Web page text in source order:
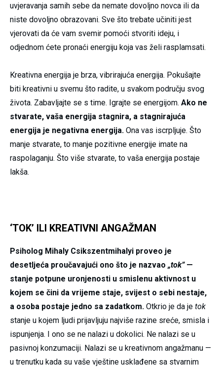
uvjeravanja samih sebe da nemate dovoljno novca ili da
niste dovoljno obrazovani. Sve što trebate učiniti jest
vjerovati da će vam svemir pomoći stvoriti ideju, i
odjednom ćete pronaći energiju koja vas želi rasplamsati.
Kreativna energija je brza, vibrirajuća energija. Pokušajte
biti kreativni u svemu što radite, u svakom području svog
života. Zabavljajte se s time. Igrajte se energijom. Ako ne
stvarate, vaša energija stagnira, a stagnirajuća
energija je negativna energija. Ona vas iscrpljuje. Što
manje stvarate, to manje pozitivne energije imate na
raspolaganju. Što više stvarate, to vaša energija postaje
lakša.
‘TOK’ ILI KREATIVNI ANGAŽMAN
Psiholog Mihaly Csikszentmihalyi proveo je
desetljeća proučavajući ono što je nazvao „tok”—
stanje potpune uronjenosti u smislenu aktivnost u
kojem se čini da vrijeme staje, svijest o sebi nestaje,
a osoba postaje jedno sa zadatkom. Otkrio je da je tok
stanje u kojem ljudi prijavljuju najviše razine sreće, smisla i
ispunjenja. I ono se ne nalazi u dokolici. Ne nalazi se u
pasivnoj konzumaciji. Nalazi se u kreativnom angažmanu —
u trenutku kada su vaše vještine usklađene sa stvarnim